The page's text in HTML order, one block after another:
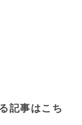
記事はこち